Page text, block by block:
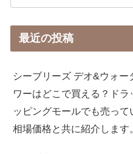
最近の投稿
シーブリーズ デオ&ウォー
ワーはどこで買える？ドラ
ッピングモールでも売って
相場価格と共に紹介します。